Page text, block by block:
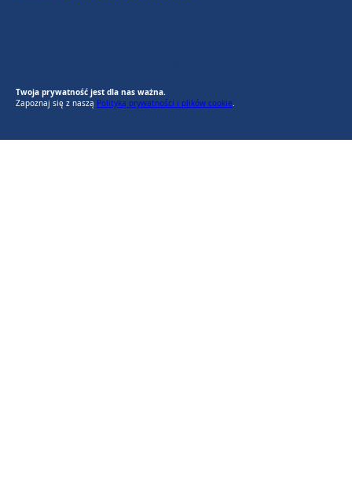
Twoja prywatność jest dla nas ważna.
Zapoznaj się z naszą Polityką prywatności i plików cookie.